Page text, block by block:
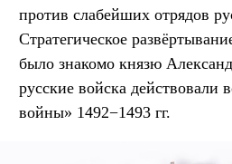
против слабейших отрядов
Стратегическое
было знакомо князю
русские войска действовали
войны» 1492−1493 гг.